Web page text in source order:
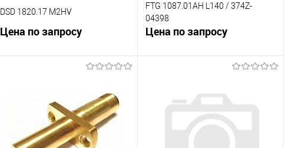
DSD 1820.17 M2HV
Цена по запросу
В корзину
К сравнению
В избранное
Под заказ
FTG 1087.01AH L140 / 374Z-
04398
Цена по запросу
В корзину
К сравнению
В избранное
Под заказ